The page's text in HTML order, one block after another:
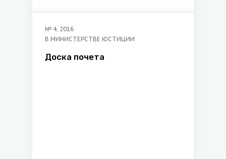
№ 4, 2016
В МИНИСТЕРСТВЕ ЮСТИЦИИ
Доска почета